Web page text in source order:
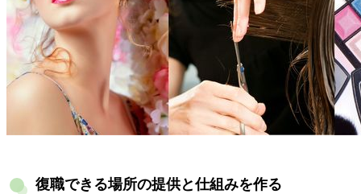
復職できる場所の提供と仕組みを作る